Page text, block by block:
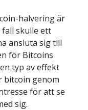
halvering är
fall skulle ett
ansluta sig till
för Bitcoins
typ av effekt
bitcoin genom
för att se
sig.